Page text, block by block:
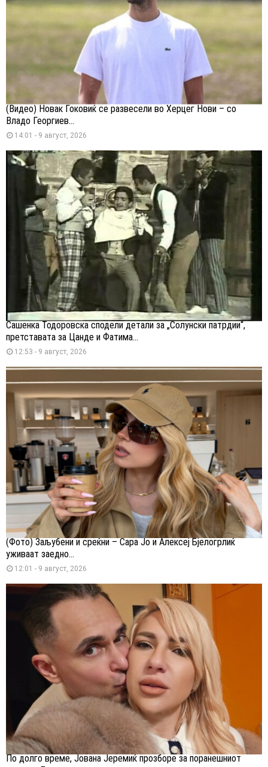
(Видео) Новак Ѓоковиќ се развесели во Херцег Нови – со
Владо Георгиев...
14:01 - 9 август, 2026
Сашенка Тодоровска сподели детали за „Солунски патрдии“,
претставата за Цанде и Фатима...
12:53 - 9 август, 2026
(Фото) Заљубени и среќни – Сара Јо и Алексеј Бјелогрлиќ
уживаат заедно...
12:01 - 9 август, 2026
По долго време, Јована Јеремиќ прозборе за поранешниот